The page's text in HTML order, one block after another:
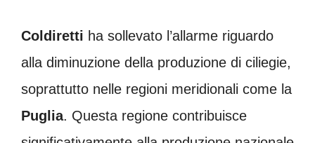
Coldiretti ha sollevato l’allarme riguardo
alla diminuzione della produzione di ciliegie,
soprattutto nelle regioni meridionali come la
Puglia. Questa regione contribuisce